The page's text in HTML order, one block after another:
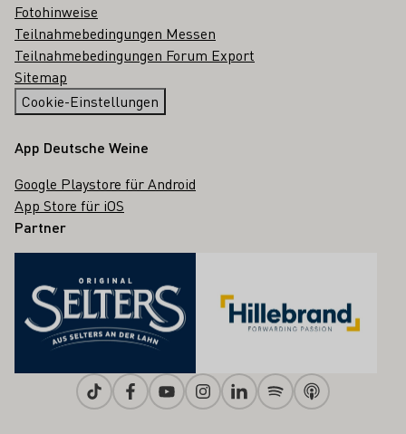
Fotohinweise
Teilnahmebedingungen Messen
Teilnahmebedingungen Forum Export
Sitemap
Cookie-Einstellungen
App Deutsche Weine
Google Playstore für Android
App Store für iOS
Partner
TiktokFacebookYoutubeInstagramLinkedinSpotifyApple